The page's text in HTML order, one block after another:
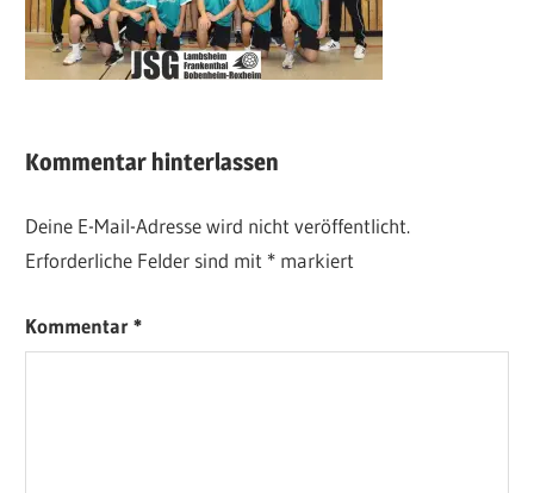
Kommentar hinterlassen
Deine E-Mail-Adresse wird nicht veröffentlicht.
Erforderliche Felder sind mit * markiert
Kommentar*